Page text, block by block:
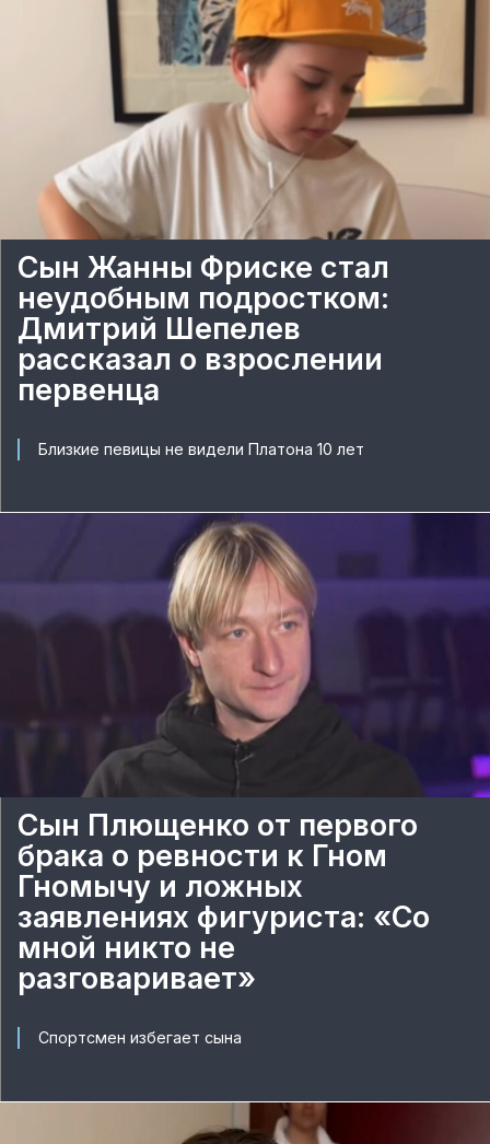
Сын Жанны Фриске стал
неудобным подростком:
Дмитрий Шепелев
рассказал о взрослении
первенца
Близкие певицы не видели Платона 10 лет
Сын Плющенко от первого
брака о ревности к Гном
Гномычу и ложных
заявлениях фигуриста: «Со
мной никто не
разговаривает»
Спортсмен избегает сына